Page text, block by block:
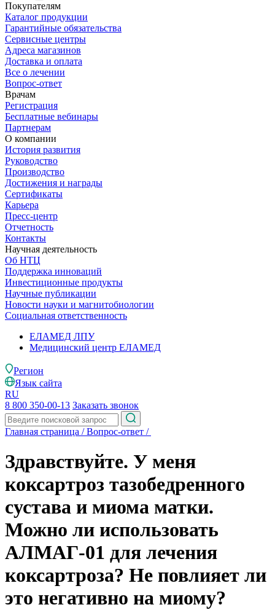
Покупателям
Каталог продукции
Гарантийные обязательства
Сервисные центры
Адреса магазинов
Доставка и оплата
Все о лечении
Вопрос-ответ
Врачам
Регистрация
Бесплатные вебинары
Партнерам
О компании
История развития
Руководство
Производство
Достижения и награды
Сертификаты
Карьера
Пресс-центр
Отчетность
Контакты
Научная деятельность
Об НТЦ
Поддержка инноваций
Инвестиционные продукты
Научные публикации
Новости науки и магнитобиологии
Социальная ответственность
ЕЛАМЕД ЛПУ
Медицинский центр ЕЛАМЕД
Регион
Язык сайта
RU
8 800 350-00-13 Заказать звонок
Главная страница /Вопрос-ответ /
Здравствуйте. У меня
коксартроз тазобедренного
сустава и миома матки.
Можно ли использовать
АЛМАГ-01 для лечения
коксартроза? Не повлияет ли
это негативно на миому?